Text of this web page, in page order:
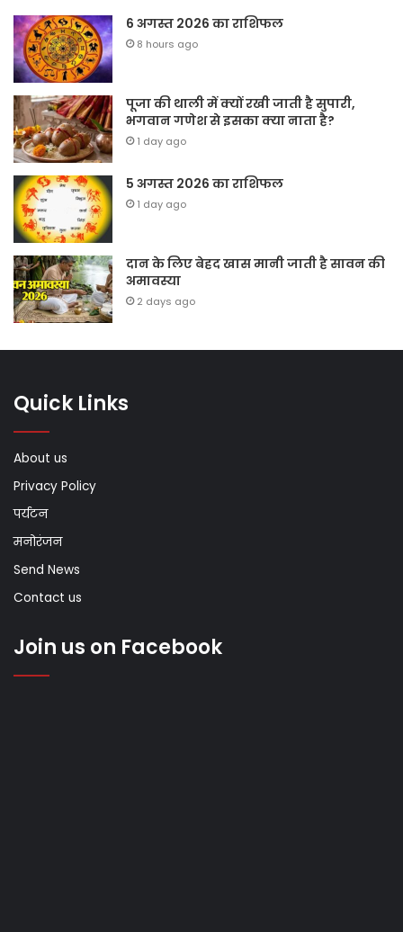
6 अगस्त 2026 का राशिफल
8 hours ago
पूजा की थाली में क्यों रखी जाती है सुपारी,
भगवान गणेश से इसका क्या नाता है?
1 day ago
5 अगस्त 2026 का राशिफल
1 day ago
दान के लिए बेहद खास मानी जाती है सावन की
अमावस्या
2 days ago
Quick Links
About us
Privacy Policy
पर्यटन
मनोरंजन
Send News
Contact us
Join us on Facebook